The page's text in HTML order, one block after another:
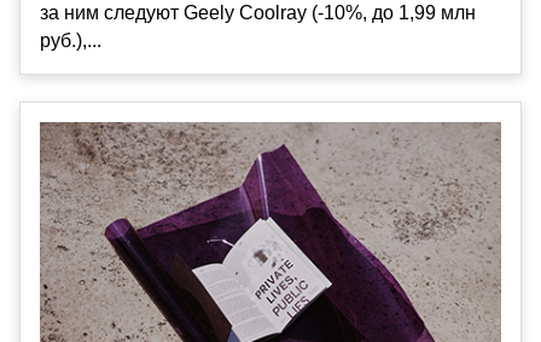
за ним следуют Geely Coolray (-10%, до 1,99 млн
руб.),...